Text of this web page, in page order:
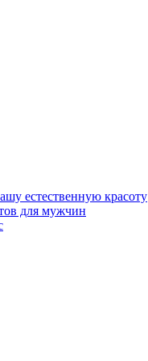
естественную красоту
для мужчин